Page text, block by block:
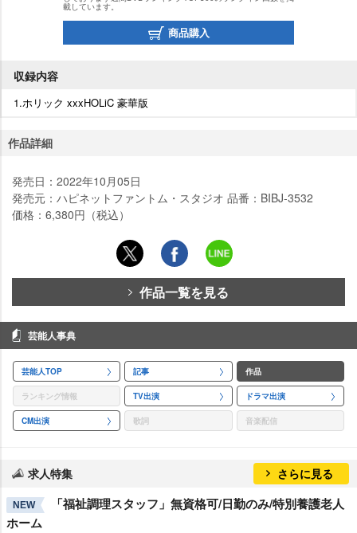
載しています。
商品購入
収録内容
1.ホリック xxxHOLiC 豪華版
作品詳細
発売日：2022年10月05日
発売元：ハピネットファントム・スタジオ 品番：BIBJ-3532
価格：6,380円（税込）
作品一覧を見る
芸能人事典
芸能人TOP 記事 作品
ランキング情報 TV出演 ドラマ出演
CM出演 歌詞 音楽配信
求人特集 さらに見る
NEW
「福祉調理スタッフ」無資格可/日勤のみ/特別養護老人
ホーム